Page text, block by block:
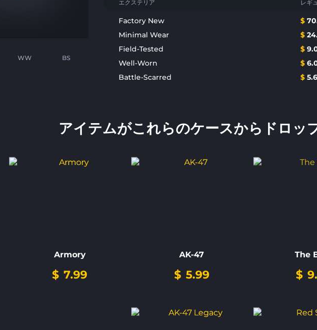
WW BS
エクステリア レギ
Factory New $
Minimal Wear
$
Field-Tested
$
Well-Worn
$
Battle-Scarred
$
アイテムがこれらのケースからドロッ
Armory
$ 7.99
AK-47
$ 5.99
The
$